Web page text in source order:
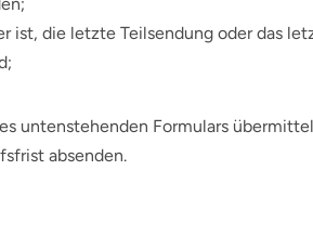
die letzte Teilsendung oder das
untenstehenden Formulars
absenden.